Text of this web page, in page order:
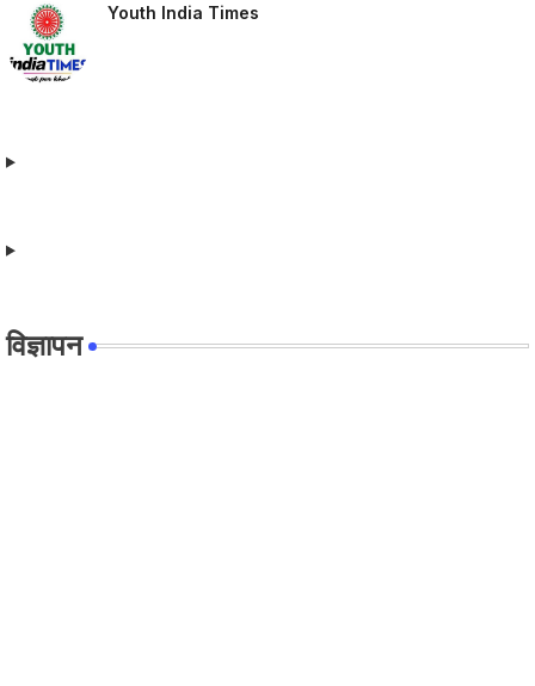
Youth India Times
विज्ञापन